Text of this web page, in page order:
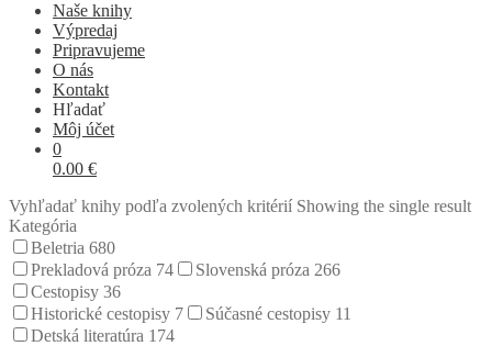
Naše knihy
Výpredaj
Pripravujeme
O nás
Kontakt
Hľadať
Môj účet
0
0.00 €
Vyhľadať knihy podľa zvolených kritérií Showing the single result
Kategória
Beletria 680
Prekladová próza 74 Slovenská próza 266
Cestopisy 36
Historické cestopisy 7 Súčasné cestopisy 11
Detská literatúra 174